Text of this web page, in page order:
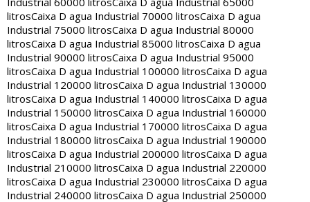
litrosCaixa D agua Industrial 70000 litrosCaixa D agua
Industrial 75000 litrosCaixa D agua Industrial 80000
litrosCaixa D agua Industrial 85000 litrosCaixa D agua
Industrial 90000 litrosCaixa D agua Industrial 95000
litrosCaixa D agua Industrial 100000 litrosCaixa D agua
Industrial 120000 litrosCaixa D agua Industrial 130000
litrosCaixa D agua Industrial 140000 litrosCaixa D agua
Industrial 150000 litrosCaixa D agua Industrial 160000
litrosCaixa D agua Industrial 170000 litrosCaixa D agua
Industrial 180000 litrosCaixa D agua Industrial 190000
litrosCaixa D agua Industrial 200000 litrosCaixa D agua
Industrial 210000 litrosCaixa D agua Industrial 220000
litrosCaixa D agua Industrial 230000 litrosCaixa D agua
Industrial 240000 litrosCaixa D agua Industrial 250000